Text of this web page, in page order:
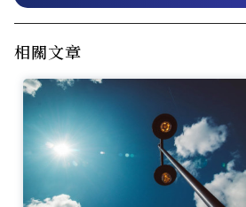
相關文章